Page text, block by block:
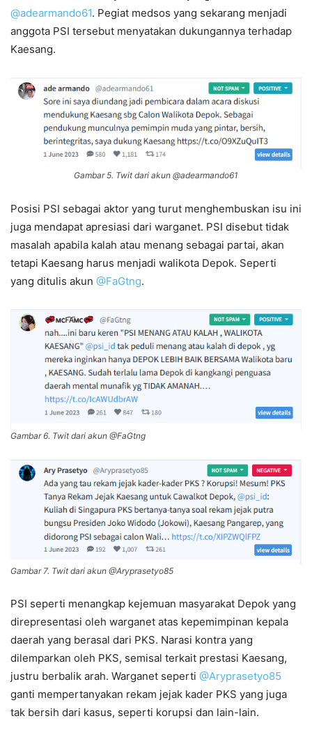
@adearmando61. Pegiat medsos yang sekarang menjadi
anggota PSI tersebut menyatakan dukungannya terhadap
Kaesang.
Gambar 5. Twit dari akun @adearmando61
Posisi PSI sebagai aktor yang turut menghembuskan isu ini
juga mendapat apresiasi dari warganet. PSI disebut tidak
masalah apabila kalah atau menang sebagai partai, akan
tetapi Kaesang harus menjadi walikota Depok. Seperti
yang ditulis akun @FaGtng.
Gambar 6. Twit dari akun @FaGtng
Gambar 7. Twit dari akun @Aryprasetyo85
PSI seperti menangkap kejemuan masyarakat Depok yang
direpresentasi oleh warganet atas kepemimpinan kepala
daerah yang berasal dari PKS. Narasi kontra yang
dilemparkan oleh PKS, semisal terkait prestasi Kaesang,
justru berbalik arah. Warganet seperti @Aryprasetyo85
ganti mempertanyakan rekam jejak kader PKS yang juga
tak bersih dari kasus, seperti korupsi dan lain-lain.